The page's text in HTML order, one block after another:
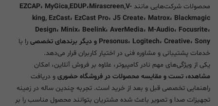
محصولات شرکت‌هایی مانند EZCAP، MyGica,EDUP،Mirascreen,V-
king, EzCast، EzCast Pro، J5 Create، Matrox، Blackmagic
Design، Minix، Beelink، AverMedia، M-Audio، Focusrite،
Presonus، Logitech، Creative، Sony و دیگر برندهای تخصصی
را با
خدمات پشتیبانی و مشاوره فنی در اختیار کاربران قرار می‌دهد.
یکی از ویژگی‌های مهم نادر کامپیوتر، علاوه بر فروش آنلاین، امکان
مشاهده، تست و مقایسه محصولات در فروشگاه حضوری و دریافت
راهنمایی تخصصی قبل و بعد از خرید است. تجربه چندین ساله در زمینه
تجهیزات صدا و تصویر باعث شده مشتریان بتوانند محصول مناسب را بر